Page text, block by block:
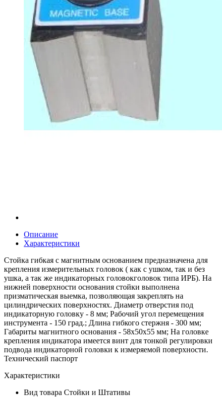
Описание
Характеристики
Стойка гибкая с магнитным основанием предназначена для
крепления измерительных головок ( как с ушком, так и без
ушка, а так же индикаторных головокголовок типа ИРБ). На
нижней поверхности основания стойки выполнена
призматическая выемка, позволяющая закреплять на
цилиндрических поверхностях. Диаметр отверстия под
индикаторную головку - 8 мм; Рабочий угол перемещения
инструмента - 150 град.; Длина гибкого стержня - 300 мм;
Габариты магнитного основания - 58х50х55 мм; На головке
крепления индикатора имеется винт для тонкой регулировки
подвода индикаторной головки к измеряемой поверхности.
Технический паспорт
Характеристики
Вид товара Стойки и Штативы